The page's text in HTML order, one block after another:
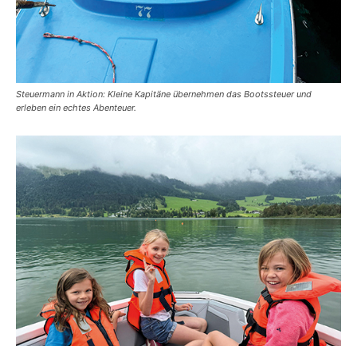
Steuermann in Aktion: Kleine Kapitäne übernehmen das Bootssteuer und
erleben ein echtes Abenteuer.